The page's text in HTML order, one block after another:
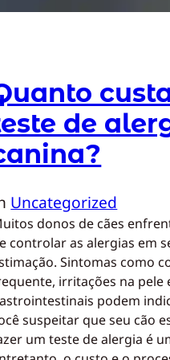
de
Uncategorized
donos de cães
controlar as alergias em
Sintomas como
irritações na pele
podem
suspeitar que seu cão
um teste de alergia é